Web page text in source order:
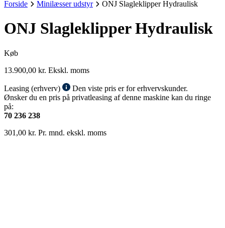
Forside
Minilæsser udstyr ONJ Slagleklipper Hydraulisk
ONJ Slagleklipper Hydraulisk
Køb
13.900,00 kr. Ekskl. moms
Leasing (erhverv)
Den viste pris er for erhvervskunder.
Ønsker du en pris på privatleasing af denne maskine kan du ringe
på:
70 236 238
301,00 kr. Pr. mnd. ekskl. moms